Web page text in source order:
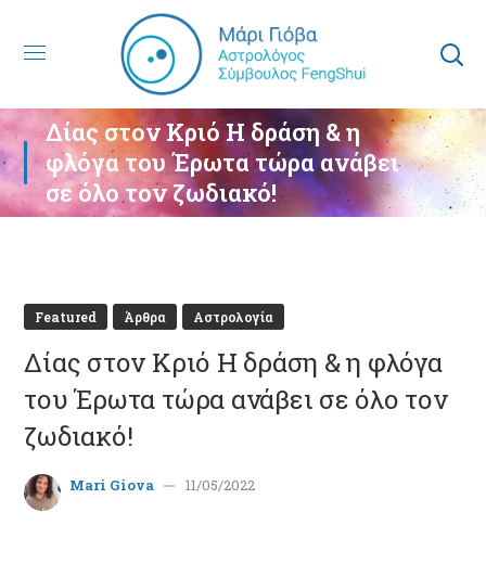
Δίας στον Κριό Η δράση & η
φλόγα του Έρωτα τώρα ανάβει
σε όλο τον ζωδιακό!
Featured Άρθρα Αστρολογία
Δίας στον Κριό Η δράση & η φλόγα
του Έρωτα τώρα ανάβει σε όλο τον
ζωδιακό!
Mari Giova 11/05/2022